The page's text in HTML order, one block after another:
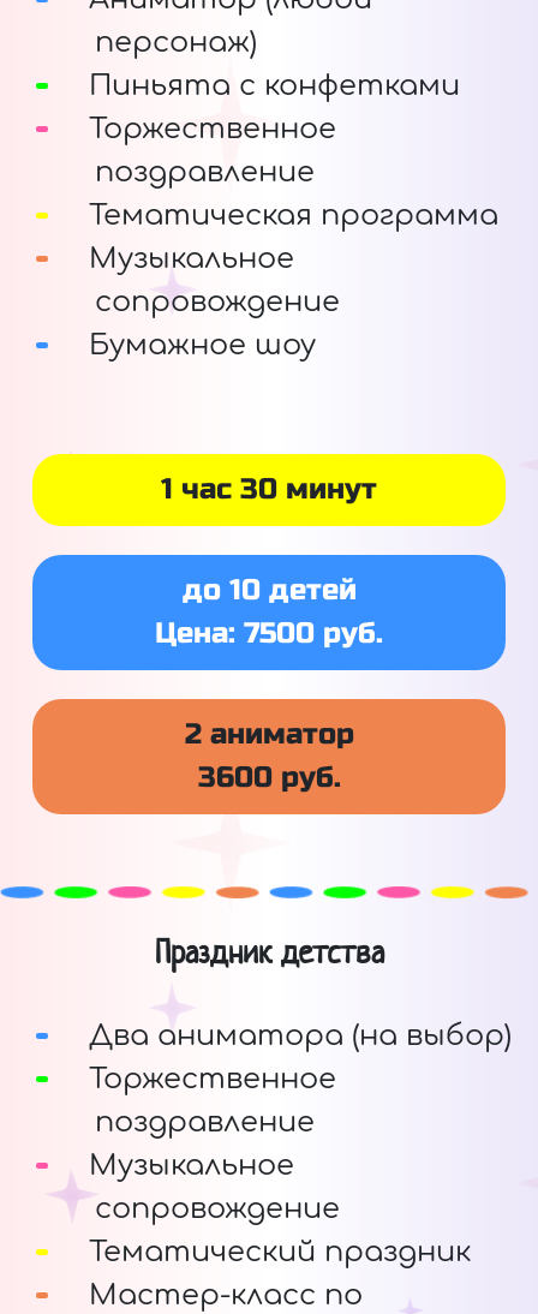
персонаж)
Пиньята с конфетками
Торжественное
поздравление
Тематическая программа
Музыкальное
сопровождение
Бумажное шоу
1 час 30 минут
до 10 детей
Цена: 7500 руб.
2 аниматор
3600 руб.
Праздник детства
Два аниматора (на выбор)
Торжественное
поздравление
Музыкальное
сопровождение
Тематический праздник
Мастер-класс по